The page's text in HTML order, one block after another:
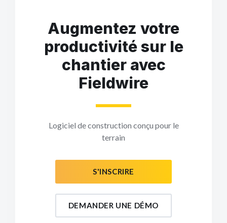
Augmentez votre
productivité sur le
chantier avec
Fieldwire
Logiciel de construction conçu pour le
terrain
S'INSCRIRE
DEMANDER UNE DÉMO